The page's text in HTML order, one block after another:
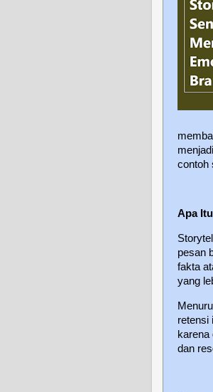
contoh
Apa
pesan
fakta
yang
retensi
karena
dan